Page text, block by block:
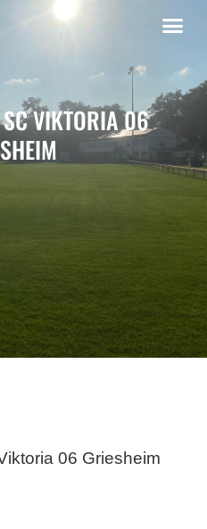
VIKTORIA 06
06 Griesheim